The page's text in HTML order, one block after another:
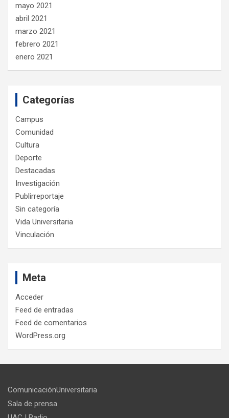
mayo 2021
abril 2021
marzo 2021
febrero 2021
enero 2021
Categorías
Campus
Comunidad
Cultura
Deporte
Destacadas
Investigación
Publirreportaje
Sin categoría
Vida Universitaria
Vinculación
Meta
Acceder
Feed de entradas
Feed de comentarios
WordPress.org
ComunicaciónUniversitaria
Sala de prensa